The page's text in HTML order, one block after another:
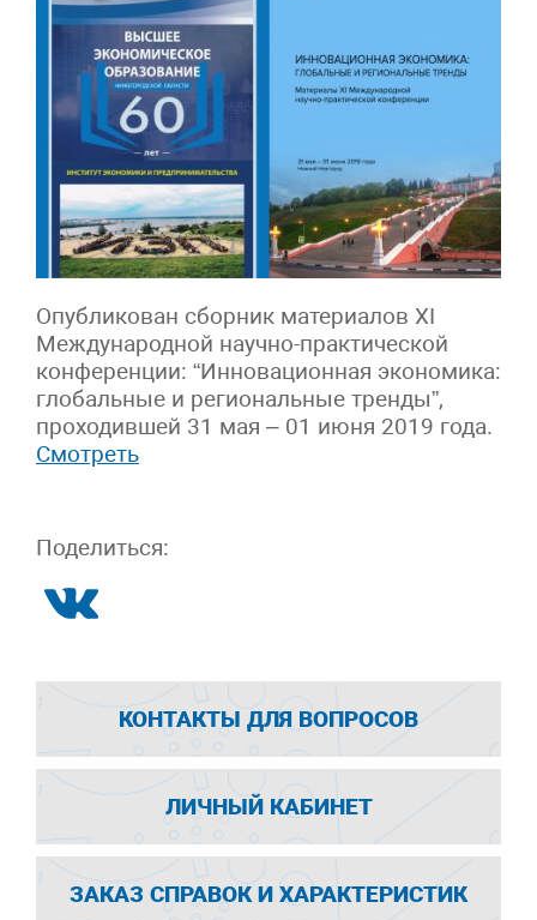
Опубликован сборник материалов XI
Международной научно-практической
конференции: “Инновационная экономика:
глобальные и региональные тренды”,
проходившей 31 мая – 01 июня 2019 года.
Смотреть
Поделиться:
КОНТАКТЫ ДЛЯ ВОПРОСОВ
ЛИЧНЫЙ КАБИНЕТ
ЗАКАЗ СПРАВОК И ХАРАКТЕРИСТИК